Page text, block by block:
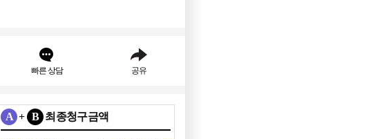
빠른 상담 공유
A + B 최종청구금액